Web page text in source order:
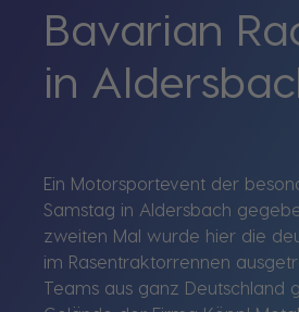
Bavarian
in
Ein Motorsportevent der
Samstag in Aldersbach
zweiten Mal wurde hier die
im Rasentraktorrennen
Teams aus ganz Deutschland